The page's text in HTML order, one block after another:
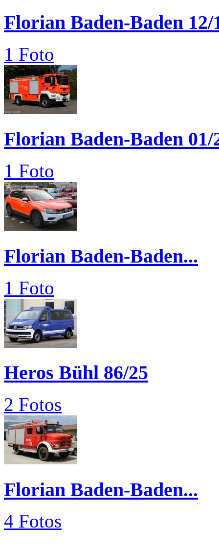
Florian Baden-Baden 12/
1 Foto
Florian Baden-Baden 01/
1 Foto
Florian Baden-Baden...
1 Foto
Heros Bühl 86/25
2 Fotos
Florian Baden-Baden...
4 Fotos